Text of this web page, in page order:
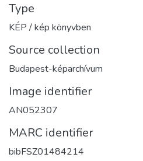
Type
KÉP / kép könyvben
Source collection
Budapest-képarchívum
Image identifier
AN052307
MARC identifier
bibFSZ01484214